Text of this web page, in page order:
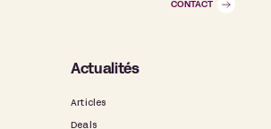
CONTACT
Actualités
Articles
Deals